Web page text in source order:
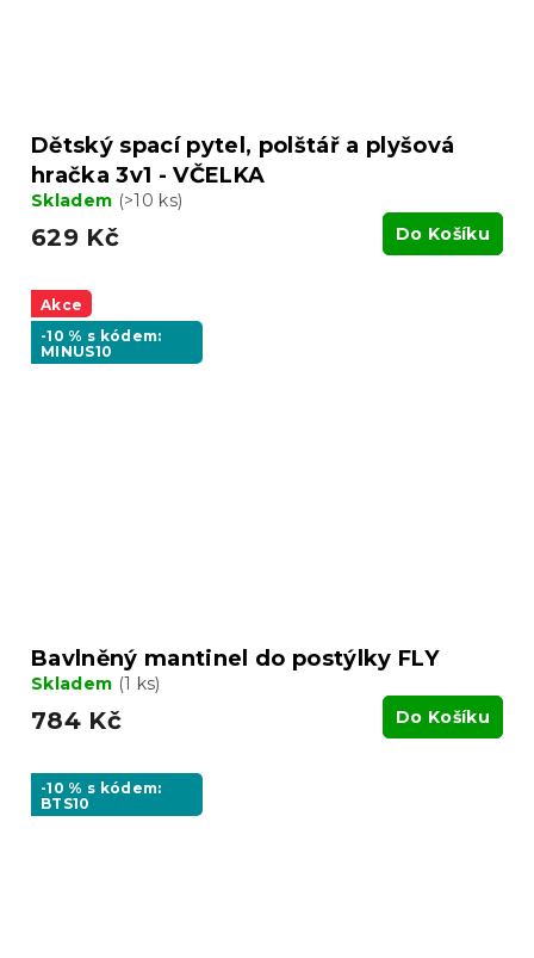
Dětský spací pytel, polštář a plyšová
hračka 3v1 - VČELKA
Skladem (>10 ks)
629 Kč Do Košíku
Akce
-10 % s kódem:
MINUS10
Bavlněný mantinel do postýlky FLY
Skladem (1 ks)
784 Kč Do Košíku
-10 % s kódem:
BTS10